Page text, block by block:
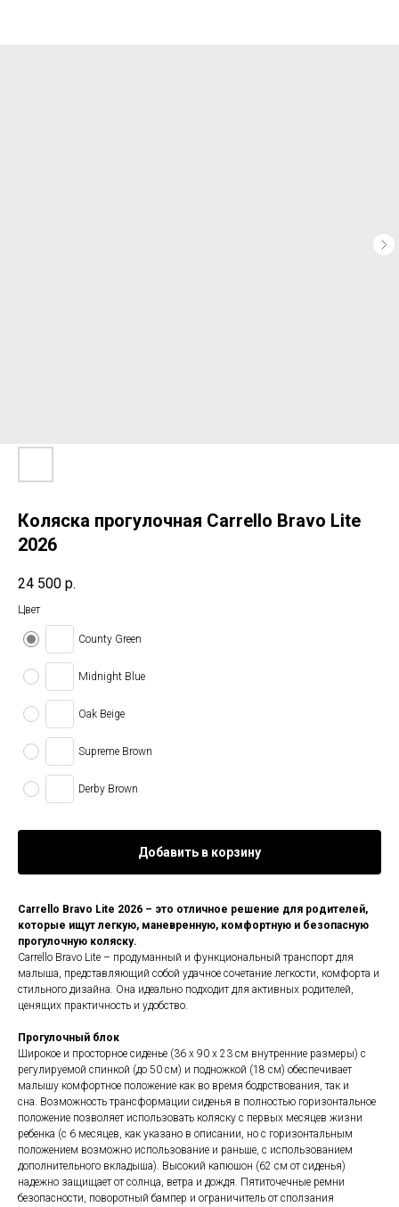
Коляска прогулочная Carrello Bravo Lite
2026
24 500 р.
Цвет
County Green
Midnight Blue
Oak Beige
Supreme Brown
Derby Brown
Добавить в корзину
Carrello Bravo Lite 2026 – это отличное решение для родителей,
которые ищут легкую, маневренную, комфортную и безопасную
прогулочную коляску.
Carrello Bravo Lite – продуманный и функциональный транспорт для
малыша, представляющий собой удачное сочетание легкости, комфорта и
стильного дизайна. Она идеально подходит для активных родителей,
ценящих практичность и удобство.
Прогулочный блок
Широкое и просторное сиденье (36 х 90 х 23 см внутренние размеры) с
регулируемой спинкой (до 50 см) и подножкой (18 см) обеспечивает
малышу комфортное положение как во время бодрствования, так и
сна. Возможность трансформации сиденья в полностью горизонтальное
положение позволяет использовать коляску с первых месяцев жизни
ребенка (с 6 месяцев, как указано в описании, но с горизонтальным
положением возможно использование и раньше, с использованием
дополнительного вкладыша). Высокий капюшон (62 см от сиденья)
надежно защищает от солнца, ветра и дождя. Пятиточечные ремни
безопасности, поворотный бампер и ограничитель от сползания